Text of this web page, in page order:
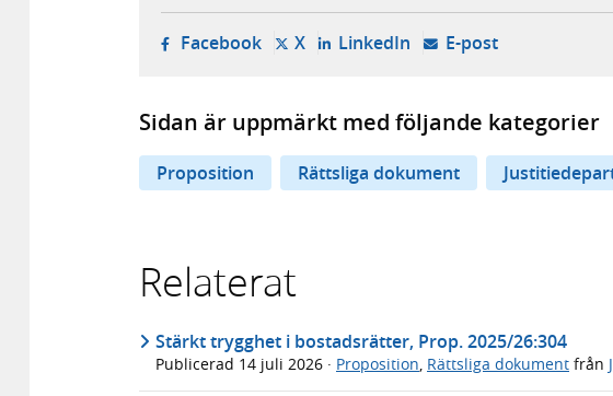
Facebook- öppnas i ny flik, extern webbplats,
X- öppnas i ny flik, extern webbplats,
LinkedIn- öppnas i ny flik, extern
E-post- öppnar din
Sidan är uppmärkt med följande kategorier
Proposition Rättsliga dokument
Relaterat
Stärkt trygghet i bostadsrätter, Prop. 2025/26:304
Publicerad 14 juli 2026 · Proposition Rättsliga dokument från